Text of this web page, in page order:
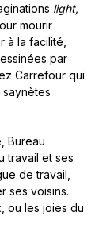
light,
mourir
à la facilité,
par
Carrefour qui
Bureau
travail et ses
de travail,
ses voisins.
ou les joies du